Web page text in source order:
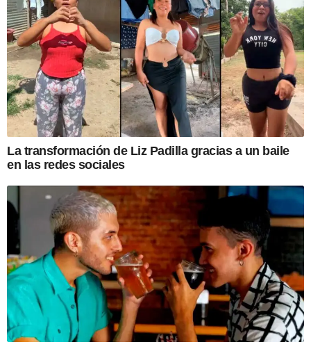
La transformación de Liz Padilla gracias a un baile
en las redes sociales